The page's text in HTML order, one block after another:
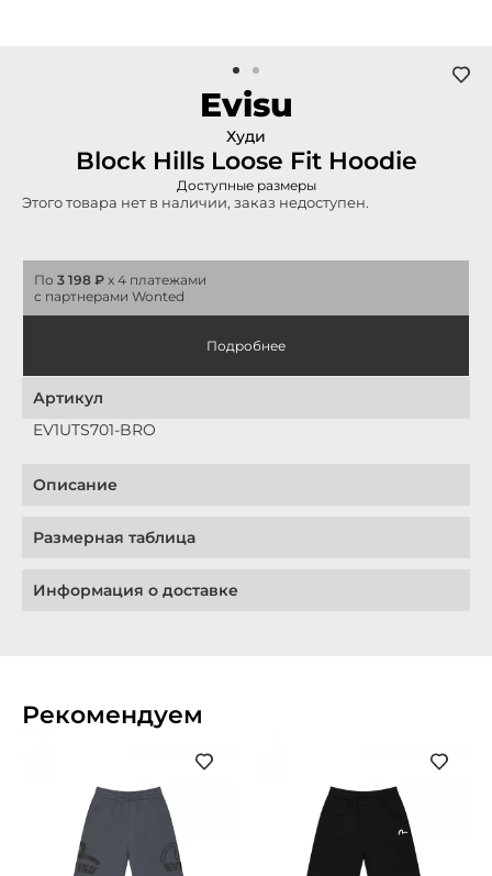
Evisu
Худи
Block Hills Loose Fit Hoodie
Доступные размеры
Этого товара нет в наличии, заказ недоступен.
По 3 198 ₽ x 4 платежами
с партнерами Wonted
Подробнее
Артикул
EV1UTS701-BRO
Описание
Размерная таблица
Информация о доставке
Рекомендуем